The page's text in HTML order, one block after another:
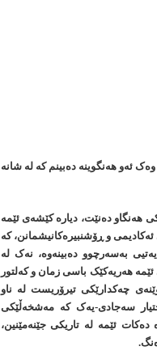
ئەو هەنگوینە دەبینم کە لە شانە
هەنگاو دەنێت، دیارە کێشەی ئێمە
و ڕۆشنبیرەکانیشمانن، کە
بەسەرچوو دەبینەوە، نەک لە
هەریەکێک باسی زمان و کەلتور
چەکدارێکی تیرۆریست لە ناو
سەجادی-یەک کە مەشخەڵێکی
ئێمە لە تاریکی جێنەمێنین،